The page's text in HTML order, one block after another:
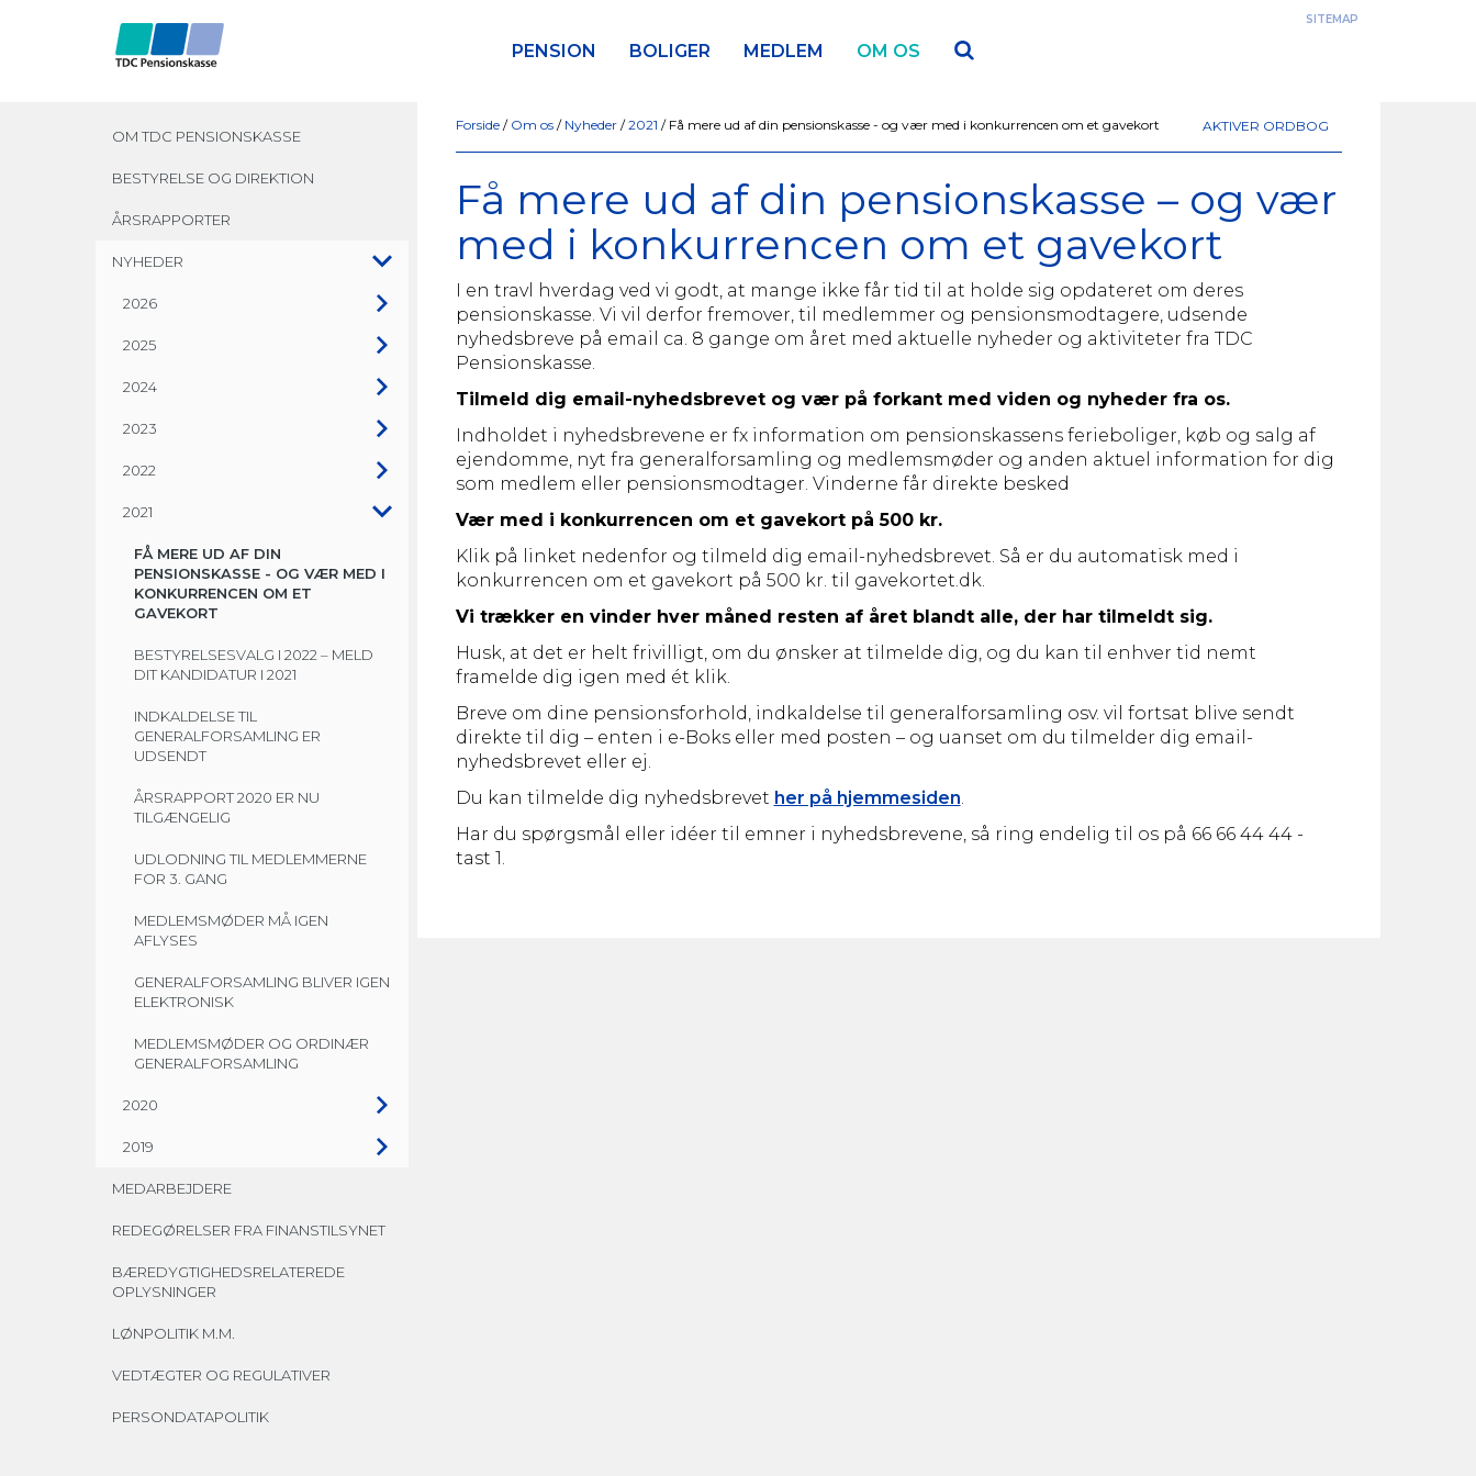
PENSION BOLIGER MEDLEM OM OS
SITEMAP
OM TDC PENSIONSKASSE
BESTYRELSE OG DIREKTION
ÅRSRAPPORTER
NYHEDER
2026
2025
2024
2023
2022
2021
FÅ MERE UD AF DIN
PENSIONSKASSE - OG VÆR MED I
KONKURRENCEN OM ET
GAVEKORT
BESTYRELSESVALG I 2022 – MELD
DIT KANDIDATUR I 2021
INDKALDELSE TIL
GENERALFORSAMLING ER
UDSENDT
ÅRSRAPPORT 2020 ER NU
TILGÆNGELIG
UDLODNING TIL MEDLEMMERNE
FOR 3. GANG
MEDLEMSMØDER MÅ IGEN
AFLYSES
GENERALFORSAMLING BLIVER IGEN
ELEKTRONISK
MEDLEMSMØDER OG ORDINÆR
GENERALFORSAMLING
2020
2019
MEDARBEJDERE
REDEGØRELSER FRA FINANSTILSYNET
BÆREDYGTIGHEDSRELATEREDE
OPLYSNINGER
LØNPOLITIK M.M.
VEDTÆGTER OG REGULATIVER
PERSONDATAPOLITIK
Forside / Om os / Nyheder /2021 / Få mere ud af din pensionskasse - og vær med i konkurrencen om et gavekort AKTIVER ORDBOG
Få mere ud af din pensionskasse – og vær
med i konkurrencen om et gavekort
I en travl hverdag ved vi godt, at mange ikke får tid til at holde sig opdateret om deres
pensionskasse. Vi vil derfor fremover, til medlemmer og pensionsmodtagere, udsende
nyhedsbreve på email ca. 8 gange om året med aktuelle nyheder og aktiviteter fra TDC
Pensionskasse.
Tilmeld dig email-nyhedsbrevet og vær på forkant med viden og nyheder fra os.
Indholdet i nyhedsbrevene er fx information om pensionskassens ferieboliger, køb og salg af
ejendomme, nyt fra generalforsamling og medlemsmøder og anden aktuel information for dig
som medlem eller pensionsmodtager. Vinderne får direkte besked
Vær med i konkurrencen om et gavekort på 500 kr.
Klik på linket nedenfor og tilmeld dig email-nyhedsbrevet. Så er du automatisk med i
konkurrencen om et gavekort på 500 kr. til gavekortet.dk.
Vi trækker en vinder hver måned resten af året blandt alle, der har tilmeldt sig.
Husk, at det er helt frivilligt, om du ønsker at tilmelde dig, og du kan til enhver tid nemt
framelde dig igen med ét klik.
Breve om dine pensionsforhold, indkaldelse til generalforsamling osv. vil fortsat blive sendt
direkte til dig – enten i e-Boks eller med posten – og uanset om du tilmelder dig email-
nyhedsbrevet eller ej.
Du kan tilmelde dig nyhedsbrevet her på hjemmesiden.
Har du spørgsmål eller idéer til emner i nyhedsbrevene, så ring endelig til os på 66 66 44 44 -
tast 1.